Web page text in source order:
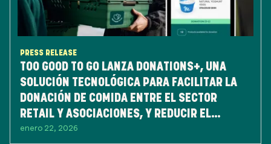
PRESS RELEASE
TOO GOOD TO GO LANZA DONATIONS+, UNA
SOLUCIÓN TECNOLÓGICA PARA FACILITAR LA
DONACIÓN DE COMIDA ENTRE EL SECTOR
RETAIL Y ASOCIACIONES, Y REDUCIR EL
DESPERDICIO DE ALIMENTOS
enero 22, 2026